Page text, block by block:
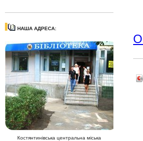
НАША АДРЕСА:
Костянтинівська центральна міська